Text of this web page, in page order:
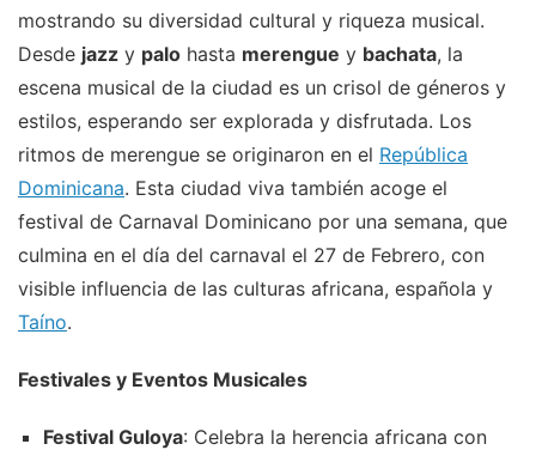
mostrando su diversidad cultural y riqueza musical.
Desde jazz y palo hasta merengue y bachata, la
escena musical de la ciudad es un crisol de géneros y
estilos, esperando ser explorada y disfrutada. Los
ritmos de merengue se originaron en el República
Dominicana. Esta ciudad viva también acoge el
festival de Carnaval Dominicano por una semana, que
culmina en el día del carnaval el 27 de Febrero, con
visible influencia de las culturas africana, española y
Taíno.
Festivales y Eventos Musicales
Festival Guloya: Celebra la herencia africana con